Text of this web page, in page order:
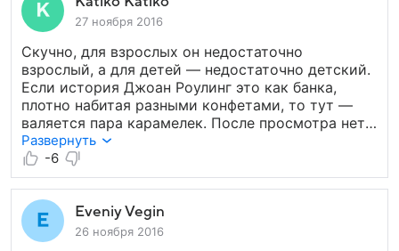
27 ноября 2016
Скучно, для взрослых он недостаточно
взрослый, а для детей — недостаточно детский.
Если история Джоан Роулинг это как банка,
плотно набитая разными конфетами, то тут —
валяется пара карамелек. После просмотра нет
ощущения удовлетворения от просмотра
интересной или захватывающей истории, все
предсказуемо. «Популярность» вызвана только
тем, что это типа история из мира волшебников
Гарри Поттера, без этой рекламы туда бы никто
не пошел.
Развернуть
-6
Eveniy Vegin
26 ноября 2016